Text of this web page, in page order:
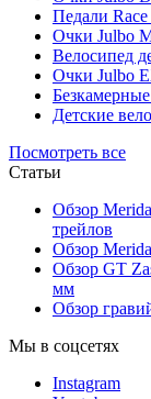
Педали Race
Очки Julbo
Велосипед
Очки Julbo
Детские
Посмотреть все
Статьи
Обзор
трейлов
Обзор
Обзор GT
мм
Обзор
Мы в соцсетях
Instagram